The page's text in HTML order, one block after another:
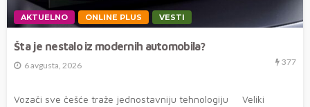
AKTUELNO ONLINE PLUS VESTI
Šta je nestalo iz modernih automobila?
6 avgusta, 2026 377
Vozači sve češće traže jednostavniju tehnologiju Veliki